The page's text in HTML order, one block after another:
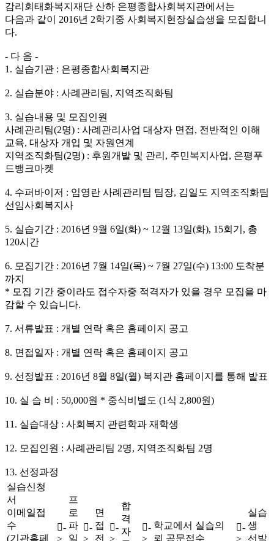
감리회태화복지재단 산하 은평종합사회복지관에서는
다음과 같이 2016년 2학기중 사회복지현장실습생을 모집합니
다.
- 다 음 -
1. 실습기관 : 은평종합사회복지관
2. 실습분야 : 사례관리팀, 지역조직화팀
3. 실습내용 및 모집인원
사례관리팀(2명) : 사례관리사업 대상자 면접, 전반적인 이해
교육, 대상자 개입 및 자원연계
지역조직화팀(2명) : 후원개발 및 관리, 주민복지사업, 은평푸
드뱅크마켓
4. 수퍼바이저 : 임영란 사례관리팀 팀장, 김일도 지역조직화팀
선임사회복지사
5. 실습기간 : 2016년 9월 6일(화) ~ 12월 13일(화), 15회기, 총
120시간
6. 모집기간 : 2016년 7월 14일(목) ~ 7월 27일(수) 13:00 도착분
까지
* 모집 기간 중이라도 접수자중 적격자가 있을 경우 모집을 마
감할 수 있습니다.
7. 서류발표 : 개별 연락 혹은 홈페이지 공고
8. 면접일자 : 개별 연락 혹은 홈페이지 공고
9. 선정발표 : 2016년 8월 8일(월) 복지관 홈페이지를 통해 발표
10. 실 습 비 : 50,000원 * 중식비별도 (1식 2,800원)
11. 실습대상 : 사회복지 관련학과 재학생
12. 모집인원 : 사례관리팀 2명, 지역조직화팀 2명
13. 선정과정
실습신청
서
이메일접
수
(기관홈페
-
프
로
파
일
-
면
접
전
-
합
격
자
- 학교에서 실습의
뢰 공문접수
-
실습
생
선발